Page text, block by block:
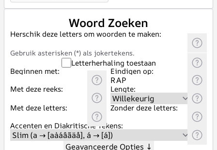
Woord Zoeken
Herschik deze letters om woorden te maken:
Gebruik asterisken (*) als jokertekens.
Letterherhaling toestaan
Beginnen met:
Eindigen op:
Met deze reeks:
Lengte:
Met deze letters:
Zonder deze letters:
Accenten en Diakritische Tekens:
Geavanceerde Opties ↓